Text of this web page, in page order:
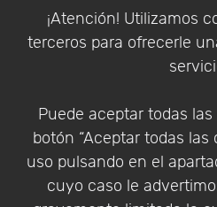
¡Atención! Utilizamos
terceros para ofrecerle
Puede aceptar todas
botón “Aceptar todas las
uso pulsando en el
cuyo caso le
Política de
Condiciones